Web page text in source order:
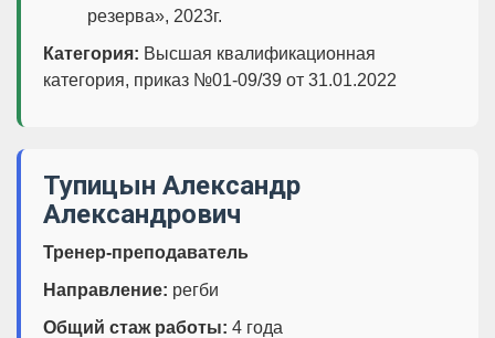
резерва», 2023г.
Категория: Высшая квалификационная
категория, приказ №01-09/39 от 31.01.2022
Тупицын Александр
Александрович
Тренер-преподаватель
Направление: регби
Общий стаж работы: 4 года